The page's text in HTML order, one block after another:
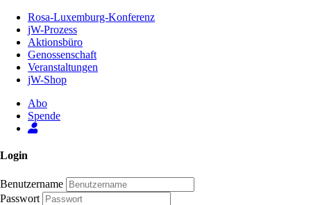
Inhalt
Seite
Rosa-Luxemburg-Konferenz
jW-Prozess
Aktionsbüro
Genossenschaft
Veranstaltungen
jW-Shop
Abo
Spende
Login
Benutzername
Passwort